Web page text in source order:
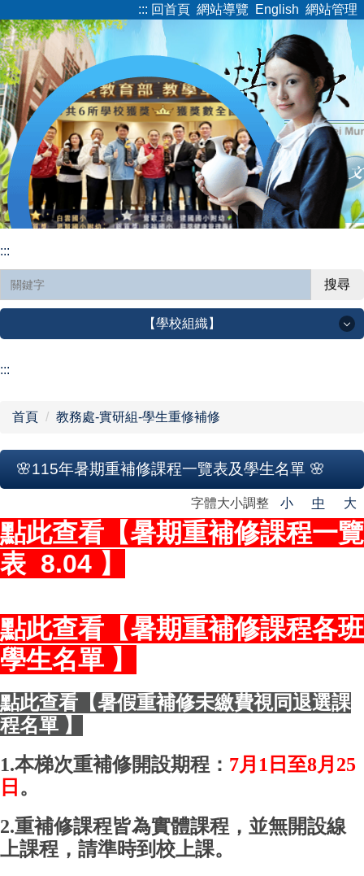
到
主
要
內
容
區
::: 回首頁 網站導覽 English 網站管理
:::
搜尋
【學校組織】
【學校組織】
網站導覽
:::
首頁 教務處-實研組-學生重修補修
🌸115年暑期重補修課程一覽表及學生名單 🌸
字體大小調整 小 中 大
點此查看【暑期重補修課程一覽
表 8.04 】
點此查看 【暑期重補修課程各班
學生名單 】
點此查看 【暑假重補修未繳費視同退選課
程名單 】
1.本梯次重補修開設期程： 7月1日至8月25
日 。
2.重補修課程皆為實體課程，並無開設線
上課程，請準時到校上課。